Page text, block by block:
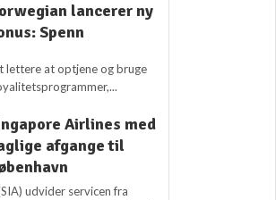
lancerer ny
Spenn
lettere at optjene og bruge
Airlines med
afgange til
udvider servicen fra